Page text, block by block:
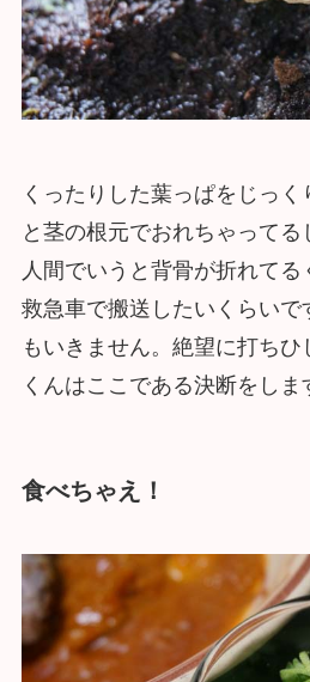
くったりした葉っぱをじっ
と茎の根元でおれちゃってる
人間でいうと背骨が折れてる
救急車で搬送したいくらいで
もいきません。絶望に打ち
くんはここである決断をしま
食べちゃえ！